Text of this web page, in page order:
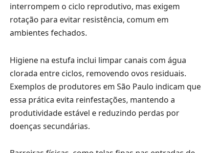
interrompem o ciclo reprodutivo, mas exigem
rotação para evitar resistência, comum em
ambientes fechados.
Higiene na estufa inclui limpar canais com água
clorada entre ciclos, removendo ovos residuais.
Exemplos de produtores em São Paulo indicam que
essa prática evita reinfestações, mantendo a
produtividade estável e reduzindo perdas por
doenças secundárias.